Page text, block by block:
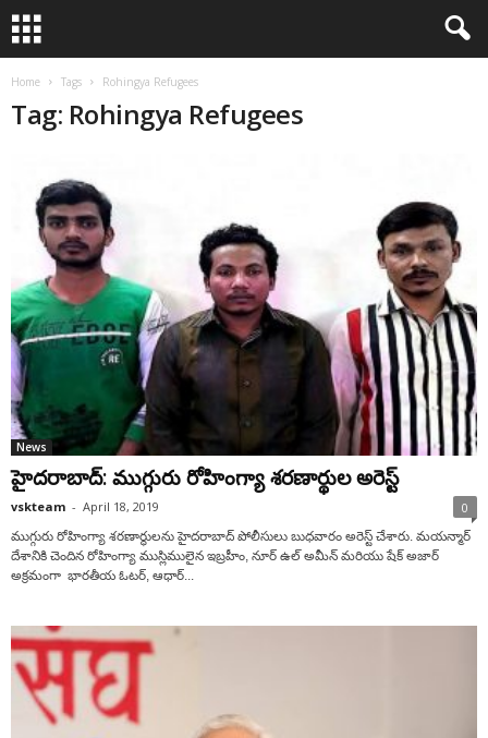
Home Tags Rohingya Refugees
Tag: Rohingya Refugees
News
హైదరాబాద్: ముగ్గురు రోహింగ్యా శరణార్థుల అరెస్ట్
vskteam - April 18, 2019 0
ముగ్గురు రోహింగ్యా శరణార్థులను హైదరాబాద్ పోలీసులు బుధవారం అరెస్ట్ చేశారు. మయన్మార్
దేశానికి చెందిన రోహింగ్యా ముస్లిములైన ఇబ్రహీం, నూర్ ఉల్ అమీన్ మరియు షేక్ అజార్
అక్రమంగా భారతీయ ఓటర్, ఆధార్...